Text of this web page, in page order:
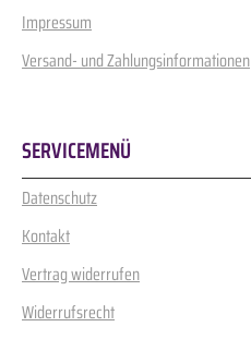
Impressum
Versand- und Zahlungsinformationen
SERVICEMENÜ
Datenschutz
Kontakt
Vertrag widerrufen
Widerrufsrecht